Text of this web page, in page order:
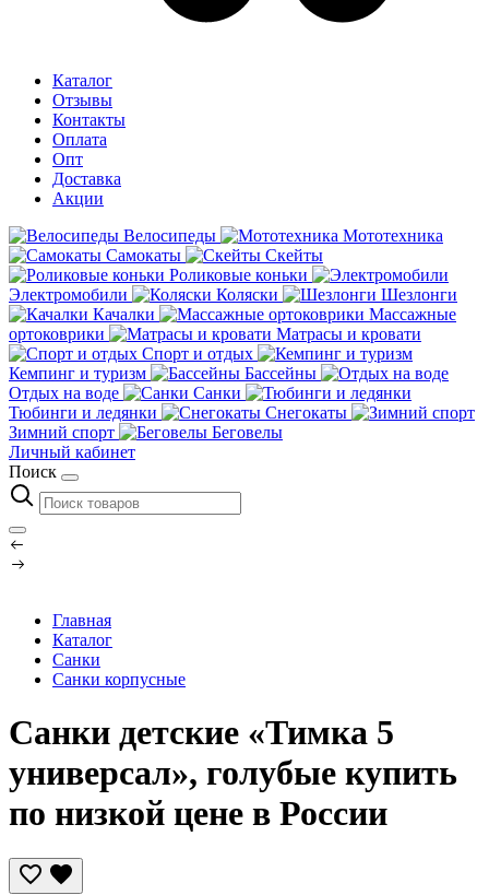
Каталог
Отзывы
Контакты
Оплата
Опт
Доставка
Акции
Велосипеды
Мототехника
Самокаты
Скейты
Роликовые коньки
Электромобили
Коляски
Шезлонги
Качалки
Массажные
ортоковрики
Матрасы и кровати
Спорт и отдых
Кемпинг и туризм
Бассейны
Отдых на воде
Санки
Тюбинги и ледянки
Снегокаты
Зимний спорт
Беговелы
Личный кабинет
Поиск
Главная
Каталог
Санки
Санки корпусные
Санки детские «Тимка 5
универсал», голубые купить
по низкой цене в России